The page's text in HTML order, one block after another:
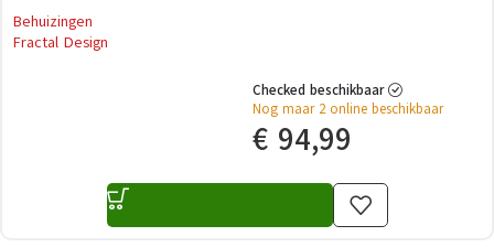
Behuizingen
Fractal Design
Checked beschikbaar
Nog maar 2 online beschikbaar
€ 94,99